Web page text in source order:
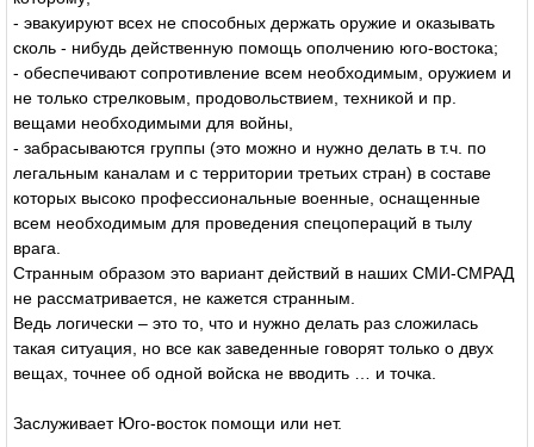
- эвакуируют всех не способных держать оружие и оказывать
сколь - нибудь действенную помощь ополчению юго-востока;
- обеспечивают сопротивление всем необходимым, оружием и
не только стрелковым, продовольствием, техникой и пр.
вещами необходимыми для войны,
- забрасываются группы (это можно и нужно делать в т.ч. по
легальным каналам и с территории третьих стран) в составе
которых высоко профессиональные военные, оснащенные
всем необходимым для проведения спецопераций в тылу
врага.
Странным образом это вариант действий в наших СМИ-СМРАД
не рассматривается, не кажется странным.
Ведь логически – это то, что и нужно делать раз сложилась
такая ситуация, но все как заведенные говорят только о двух
вещах, точнее об одной войска не вводить … и точка.
Заслуживает Юго-восток помощи или нет.